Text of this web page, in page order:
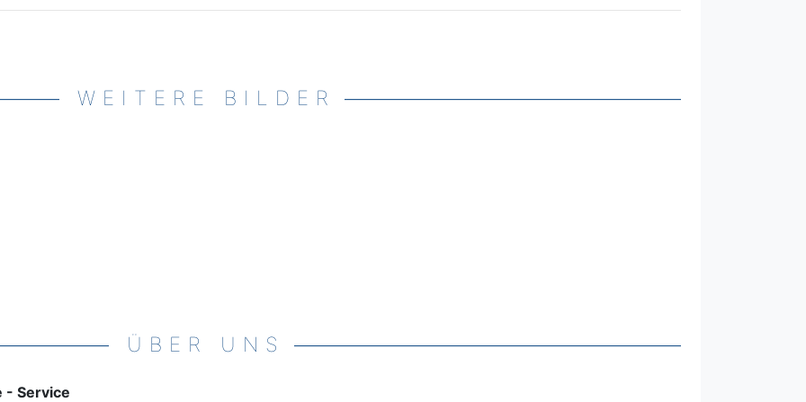
WEITERE BILDER
ÜBER UNS
- Service